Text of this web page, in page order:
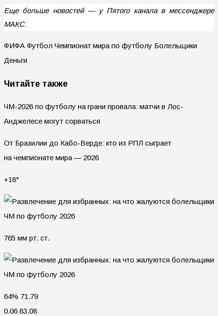
Еще больше новостей — у Пятого канала в мессенджере
МАКС.
ФИФА Футбол Чемпионат мира по футболу Болельщики
Деньги
Читайте также
ЧМ-2026 по футболу на грани провала: матчи в Лос-
Анджелесе могут сорваться
От Бразилии до Кабо-Верде: кто из РПЛ сыграет
на чемпионате мира — 2026
+18°
765 мм рт. ст.
64% 71.79
0.06 83.08